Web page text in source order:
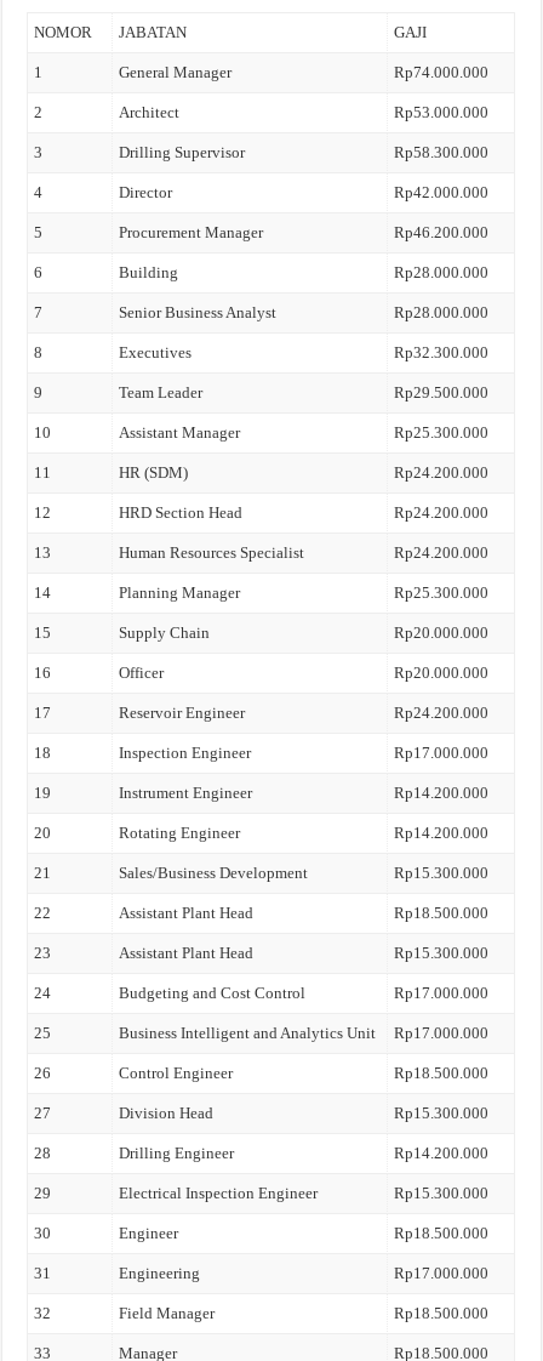
NOMOR JABATAN GAJI
1 General Manager Rp74.000.000
2 Architect Rp53.000.000
3 Drilling Supervisor Rp58.300.000
4 Director Rp42.000.000
5 Procurement Manager Rp46.200.000
6 Building Rp28.000.000
7 Senior Business Analyst Rp28.000.000
8 Executives Rp32.300.000
9 Team Leader Rp29.500.000
10 Assistant Manager Rp25.300.000
11 HR (SDM) Rp24.200.000
12 HRD Section Head Rp24.200.000
13 Human Resources Specialist Rp24.200.000
14 Planning Manager Rp25.300.000
15 Supply Chain Rp20.000.000
16 Officer Rp20.000.000
17 Reservoir Engineer Rp24.200.000
18 Inspection Engineer Rp17.000.000
19 Instrument Engineer Rp14.200.000
20 Rotating Engineer Rp14.200.000
21 Sales/Business Development Rp15.300.000
22 Assistant Plant Head Rp18.500.000
23 Assistant Plant Head Rp15.300.000
24 Budgeting and Cost Control Rp17.000.000
25 Business Intelligent and Analytics Unit Rp17.000.000
26 Control Engineer Rp18.500.000
27 Division Head Rp15.300.000
28 Drilling Engineer Rp14.200.000
29 Electrical Inspection Engineer Rp15.300.000
30 Engineer Rp18.500.000
31 Engineering Rp17.000.000
32 Field Manager Rp18.500.000
33 Manager Rp18.500.000